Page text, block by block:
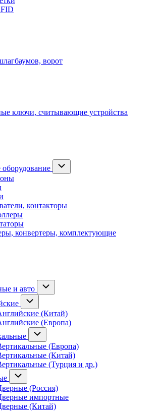
ворот
ключи, считывающие устройства
контакторы
конвертеры, комплектующие
и авто
(Китай)
(Европа)
(Европа)
(Китай)
(Турция и др.)
(Россия)
импортные
(Китай)